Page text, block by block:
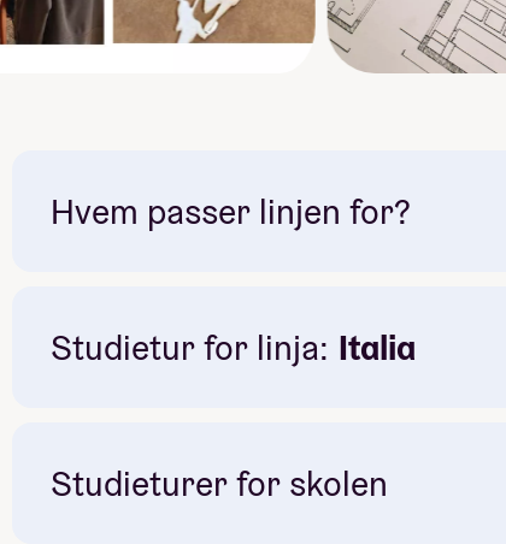
Hvem passer linjen for?
Studietur for linja: Italia
Studieturer for skolen